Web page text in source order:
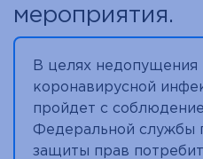
мероприятия.
В целях недопущения
коронавирусной
пройдет с
Федеральной службы
защиты прав